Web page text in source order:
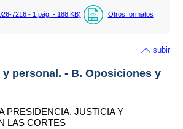
7216 - 1 pág. - 188 KB) Otros formatos
subir
y personal. - B. Oposiciones y
PRESIDENCIA, JUSTICIA Y
LAS CORTES